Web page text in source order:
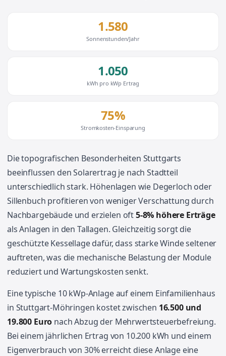
1.580
Sonnenstunden/Jahr
1.050
kWh pro kWp Ertrag
75%
Stromkosten-Einsparung
Die topografischen Besonderheiten Stuttgarts
beeinflussen den Solarertrag je nach Stadtteil
unterschiedlich stark. Höhenlagen wie Degerloch oder
Sillenbuch profitieren von weniger Verschattung durch
Nachbargebäude und erzielen oft5-8% höhere Erträge
als Anlagen in den Tallagen. Gleichzeitig sorgt die
geschützte Kessellage dafür, dass starke Winde seltener
auftreten, was die mechanische Belastung der Module
reduziert und Wartungskosten senkt.
Eine typische 10 kWp-Anlage auf einem Einfamilienhaus
in Stuttgart-Möhringen kostet zwischen 16.500 und
19.800 Euro nach Abzug der Mehrwertsteuerbefreiung.
Bei einem jährlichen Ertrag von 10.200 kWh und einem
Eigenverbrauch von 30% erreicht diese Anlage eine